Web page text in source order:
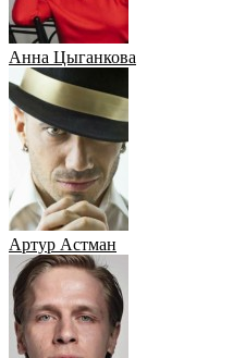
Анна Цыганкова
Артур Астман